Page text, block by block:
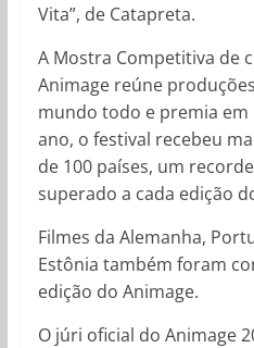
Vita”, de Catapreta.
A Mostra Competitiva de
Animage reúne
mundo todo e premia em
ano, o festival recebeu
de 100 países, um
superado a cada edição
Filmes da Alemanha,
Estônia também foram
edição do Animage.
O júri oficial do Animage